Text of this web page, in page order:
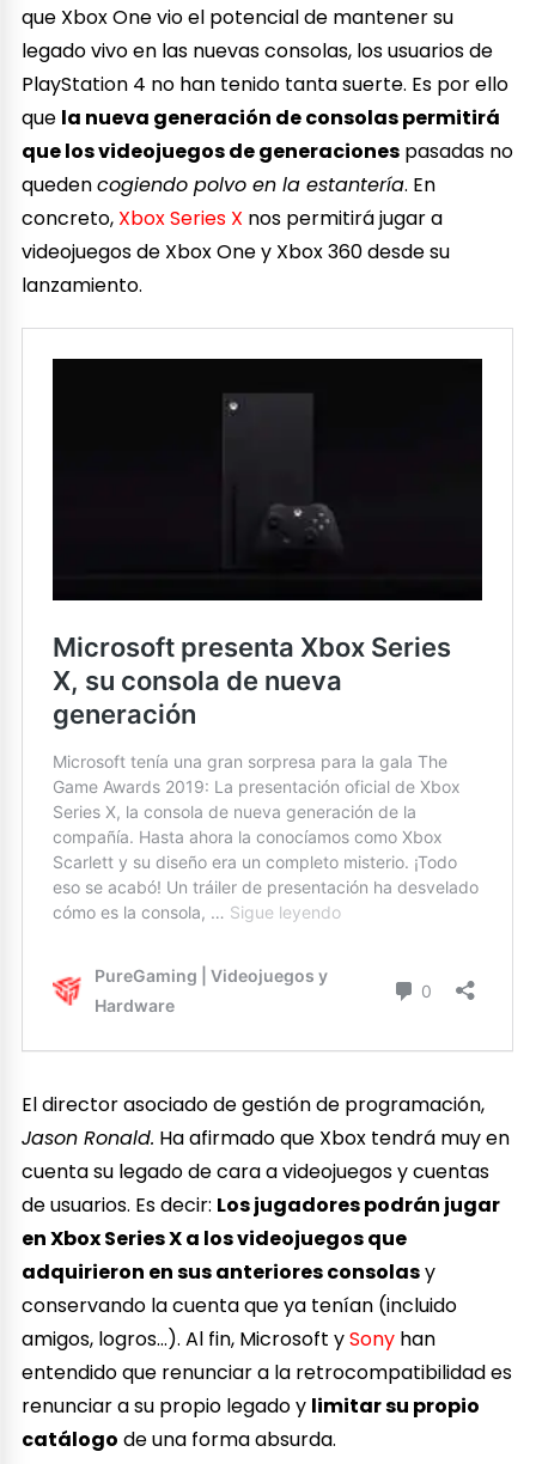
que Xbox One vio el potencial de mantener su
legado vivo en las nuevas consolas, los usuarios de
PlayStation 4 no han tenido tanta suerte. Es por ello
que la nueva generación de consolas permitirá
que los videojuegos de generaciones pasadas no
quedencogiendo polvo en la estantería. En
concreto, Xbox Series X nos permitirá jugar a
videojuegos de Xbox One y Xbox 360 desde su
lanzamiento.
El director asociado de gestión de programación,
Jason Ronald. Ha afirmado que Xbox tendrá muy en
cuenta su legado de cara a videojuegos y cuentas
de usuarios. Es decir: Los jugadores podrán jugar
en Xbox Series X a los videojuegos que
adquirieron en sus anteriores consolasy
conservando la cuenta que ya tenían (incluido
amigos, logros…). Al fin, Microsoft ySony han
entendido que renunciar a la retrocompatibilidad es
renunciar a su propio legado y limitar su propio
catálogo de una forma absurda.